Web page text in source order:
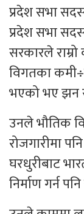
प्रदेश सभा
प्रदेश सभा
सरकारले
विगतका
भएको भए झन
उनले भौतिक
रोजगारीमा
घरधुरीबाट
निर्माण गर्न